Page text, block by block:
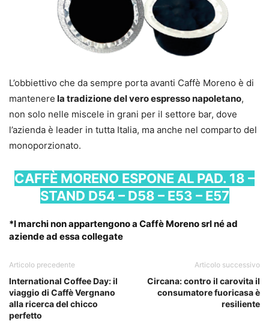
L’obbiettivo che da sempre porta avanti Caffè Moreno è di
mantenere la tradizione del vero espresso napoletano,
non solo nelle miscele in grani per il settore bar, dove
l’azienda è leader in tutta Italia, ma anche nel comparto del
monoporzionato.
CAFFÈ MORENO ESPONE AL PAD. 18 –
STAND D54 – D58 – E53 – E57
*I marchi non appartengono a Caffè Moreno srl né ad
aziende ad essa collegate
Articolo precedente
International Coffee Day: il
viaggio di Caffè Vergnano
alla ricerca del chicco
perfetto
Articolo successivo
Circana: contro il carovita il
consumatore fuoricasa è
resiliente